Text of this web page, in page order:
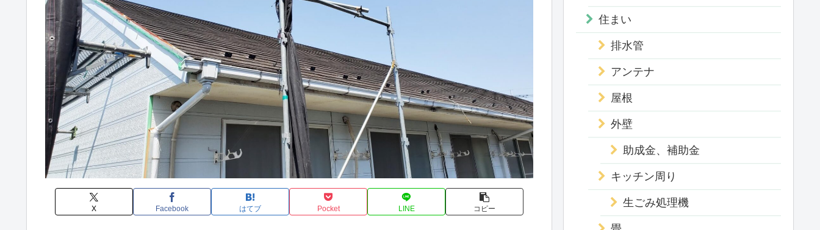
X Facebook はてブ Pocket LINE コピー
住まい
排水管
アンテナ
屋根
外壁
助成金、補助金
キッチン周り
生ごみ処理機